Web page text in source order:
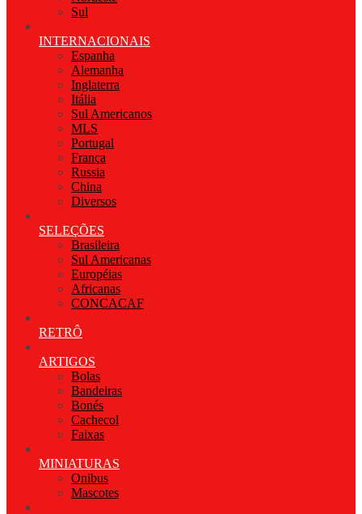
Sul
INTERNACIONAIS
Espanha
Alemanha
Inglaterra
Itália
Sul Americanos
MLS
Portugal
França
Russia
China
Diversos
SELEÇÕES
Brasileira
Sul Americanas
Européias
Africanas
CONCACAF
RETRÔ
ARTIGOS
Bolas
Bandeiras
Bonés
Cachecol
Faixas
MINIATURAS
Onibus
Mascotes